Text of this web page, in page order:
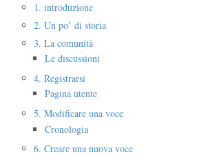
1. introduzione
2. Un po’ di storia
3. La comunità
Le discussioni
4. Registrarsi
Pagina utente
5. Modificare una voce
Cronologia
6. Creare una nuova voce